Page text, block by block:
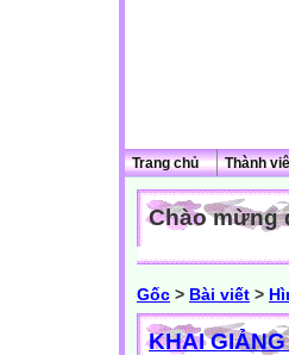
Trang chủ Thành
Chào mừng
Gốc > Bài viết >
KHAI